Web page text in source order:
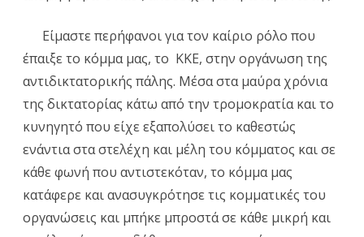
Είμαστε περήφανοι για τον καίριο ρόλο που
έπαιξε το κόμμα μας, το ΚΚΕ, στην οργάνωση της
αντιδικτατορικής πάλης. Μέσα στα μαύρα χρόνια
της δικτατορίας κάτω από την τρομοκρατία και το
κυνηγητό που είχε εξαπολύσει το καθεστώς
ενάντια στα στελέχη και μέλη του κόμματος και σε
κάθε φωνή που αντιστεκόταν, το κόμμα μας
κατάφερε και ανασυγκρότησε τις κομματικές του
οργανώσεις και μπήκε μπροστά σε κάθε μικρή και